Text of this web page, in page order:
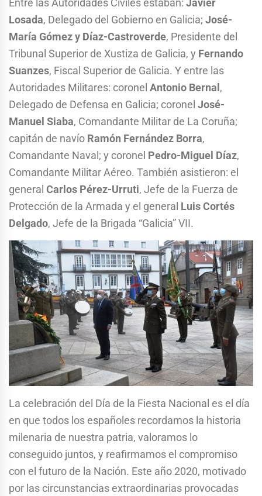
Entre las Autoridades Civiles estaban: Javier
Losada, Delegado del Gobierno en Galicia; José-
María Gómez y Díaz-Castroverde, Presidente del
Tribunal Superior de Xustiza de Galicia, y Fernando
Suanzes, Fiscal Superior de Galicia. Y entre las
Autoridades Militares: coronel Antonio Bernal ,
Delegado de Defensa en Galicia; coronel José-
Manuel Siaba, Comandante Militar de La Coruña;
capitán de navío Ramón Fernández Borra,
Comandante Naval; y coronel Pedro-Miguel Díaz,
Comandante Militar Aéreo. También asistieron: el
general Carlos Pérez-Urruti, Jefe de la Fuerza de
Protección de la Armada y el general Luis Cortés
Delgado, Jefe de la Brigada “Galicia” VII.
La celebración del Día de la Fiesta Nacional es el día
en que todos los españoles recordamos la historia
milenaria de nuestra patria, valoramos lo
conseguido juntos, y reafirmamos el compromiso
con el futuro de la Nación. Este año 2020, motivado
por las circunstancias extraordinarias provocadas